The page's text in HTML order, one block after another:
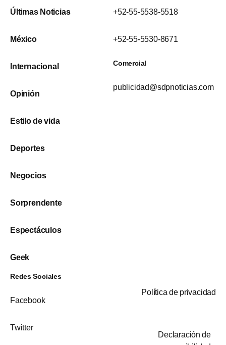
Últimas Noticias
México
Internacional
Opinión
Estilo de vida
Deportes
Negocios
Sorprendente
Espectáculos
Geek
+52-55-5538-5518
+52-55-5530-8671
Comercial
publicidad@sdpnoticias.com
Redes Sociales
Facebook
Twitter
Política de privacidad
Declaración de